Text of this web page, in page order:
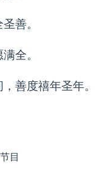
善。
全。
善度禧年圣年。
节目